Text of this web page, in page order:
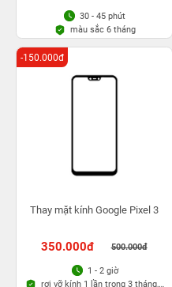
30 - 45 phút
màu sắc 6 tháng
Thay mặt kính Google Pixel 3
350.000đ 500.000đ
-150.000đ
1 - 2 giờ
rơi vỡ kính 1 lần trong 3 tháng,